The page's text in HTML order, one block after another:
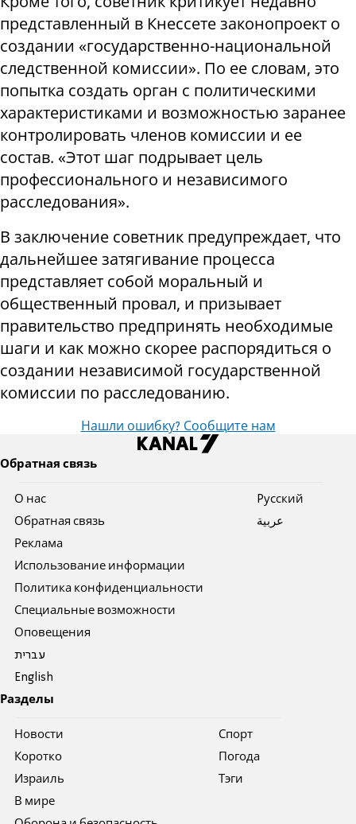
представленный в Кнессете законопроект о
создании «государственно-национальной
следственной комиссии». По ее словам, это
попытка создать орган с политическими
характеристиками и возможностью заранее
контролировать членов комиссии и ее
состав. «Этот шаг подрывает цель
профессионального и независимого
расследования».
В заключение советник предупреждает, что
дальнейшее затягивание процесса
представляет собой моральный и
общественный провал, и призывает
правительство предпринять необходимые
шаги и как можно скорее распорядиться о
создании независимой государственной
комиссии по расследованию.
Нашли ошибку? Сообщите нам
Обратная связь
О нас
Обратная связь
Реклама
Использование информации
Политика конфиденциальности
Специальные возможности
Оповещения
עברית
English
Pусский
عربية
Разделы
Новости
Коротко
Израиль
В мире
Спорт
Погода
Тэги